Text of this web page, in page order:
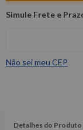
Não sei meu CEP
Detalhes do Produto